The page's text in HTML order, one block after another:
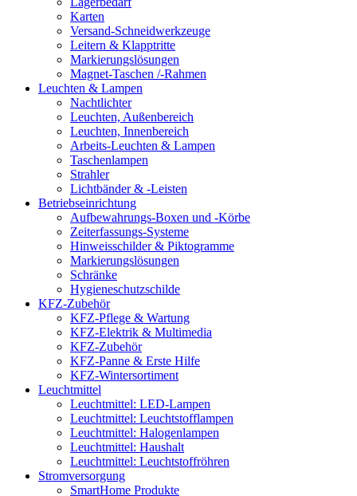
Karten
Versand-Schneidwerkzeuge
Leitern & Klapptritte
Markierungslösungen
Magnet-Taschen /-Rahmen
Leuchten & Lampen
Nachtlichter
Leuchten, Außenbereich
Leuchten, Innenbereich
Arbeits-Leuchten & Lampen
Taschenlampen
Strahler
Lichtbänder & -Leisten
Betriebseinrichtung
Aufbewahrungs-Boxen und -Körbe
Zeiterfassungs-Systeme
Hinweisschilder & Piktogramme
Markierungslösungen
Schränke
Hygieneschutzschilde
KFZ-Zubehör
KFZ-Pflege & Wartung
KFZ-Elektrik & Multimedia
KFZ-Zubehör
KFZ-Panne & Erste Hilfe
KFZ-Wintersortiment
Leuchtmittel
Leuchtmittel: LED-Lampen
Leuchtmittel: Leuchtstofflampen
Leuchtmittel: Halogenlampen
Leuchtmittel: Haushalt
Leuchtmittel: Leuchtstoffröhren
Stromversorgung
SmartHome Produkte